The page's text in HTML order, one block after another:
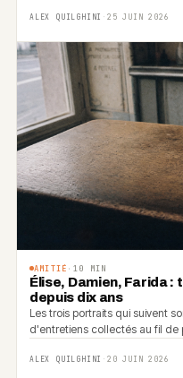
ALEX QUILGHINI · 25 JUIN 2026
AMITIÉ · 10 MIN
Élise, Damien, Farida
depuis dix ans
Les trois portraits qui suivent
d'entretiens collectés au fil de
ALEX QUILGHINI · 20 JUIN 2026